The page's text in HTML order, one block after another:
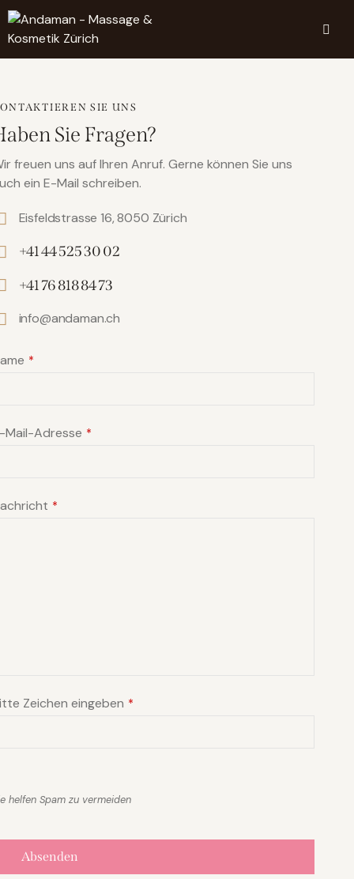
SIE UNS
Sie Fragen?
freuen uns auf Ihren Anruf. Gerne können Sie uns
ein E-Mail schreiben.
Eisfeldstrasse 16, 8050 Zürich
+41 44 525 30 02
+41 76 818 84 73
info@andaman.ch
*
Mail-Adresse *
*
Zeichen eingeben *
helfen Spam zu vermeiden
Absenden